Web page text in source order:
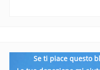
Se ti piace questo